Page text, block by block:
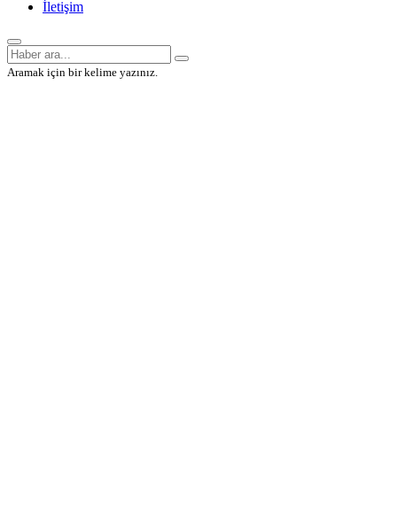
İletişim
Aramak için bir kelime yazınız.